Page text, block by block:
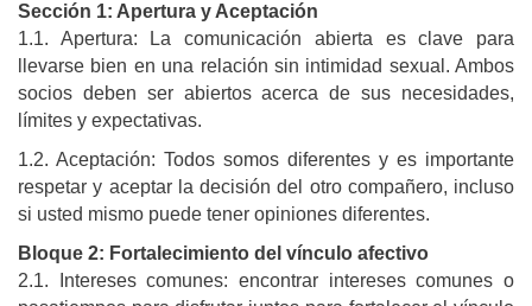
Sección 1: Apertura y Aceptación
1.1. Apertura: La comunicación abierta es clave para
llevarse bien en una relación sin intimidad sexual. Ambos
socios deben ser abiertos acerca de sus necesidades,
límites y expectativas.
1.2. Aceptación: Todos somos diferentes y es importante
respetar y aceptar la decisión del otro compañero, incluso
si usted mismo puede tener opiniones diferentes.
Bloque 2: Fortalecimiento del vínculo afectivo
2.1. Intereses comunes: encontrar intereses comunes o